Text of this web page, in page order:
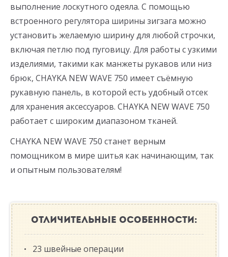
выполнение лоскутного одеяла. С помощью
встроенного регулятора ширины зигзага можно
установить желаемую ширину для любой строчки,
включая петлю под пуговицу. Для работы с узкими
изделиями, такими как манжеты рукавов или низ
брюк, CHAYKA NEW WAVE 750 имеет съёмную
рукавную панель, в которой есть удобный отсек
для хранения аксессуаров. CHAYKA NEW WAVE 750
работает с широким диапазоном тканей.
CHAYKA NEW WAVE 750 станет верным
помощником в мире шитья как начинающим, так
и опытным пользователям!
ОТЛИЧИТЕЛЬНЫЕ ОСОБЕННОСТИ:
23 швейные операции